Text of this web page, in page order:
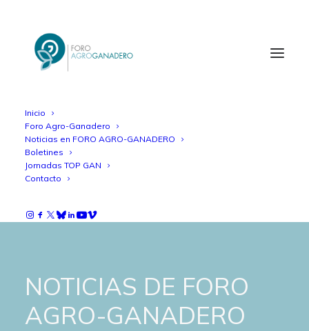
Inicio
Foro Agro-Ganadero
Noticias en FORO AGRO-GANADERO
Boletines
Jornadas TOP GAN
Contacto
NOTICIAS DE FORO
AGRO-GANADERO